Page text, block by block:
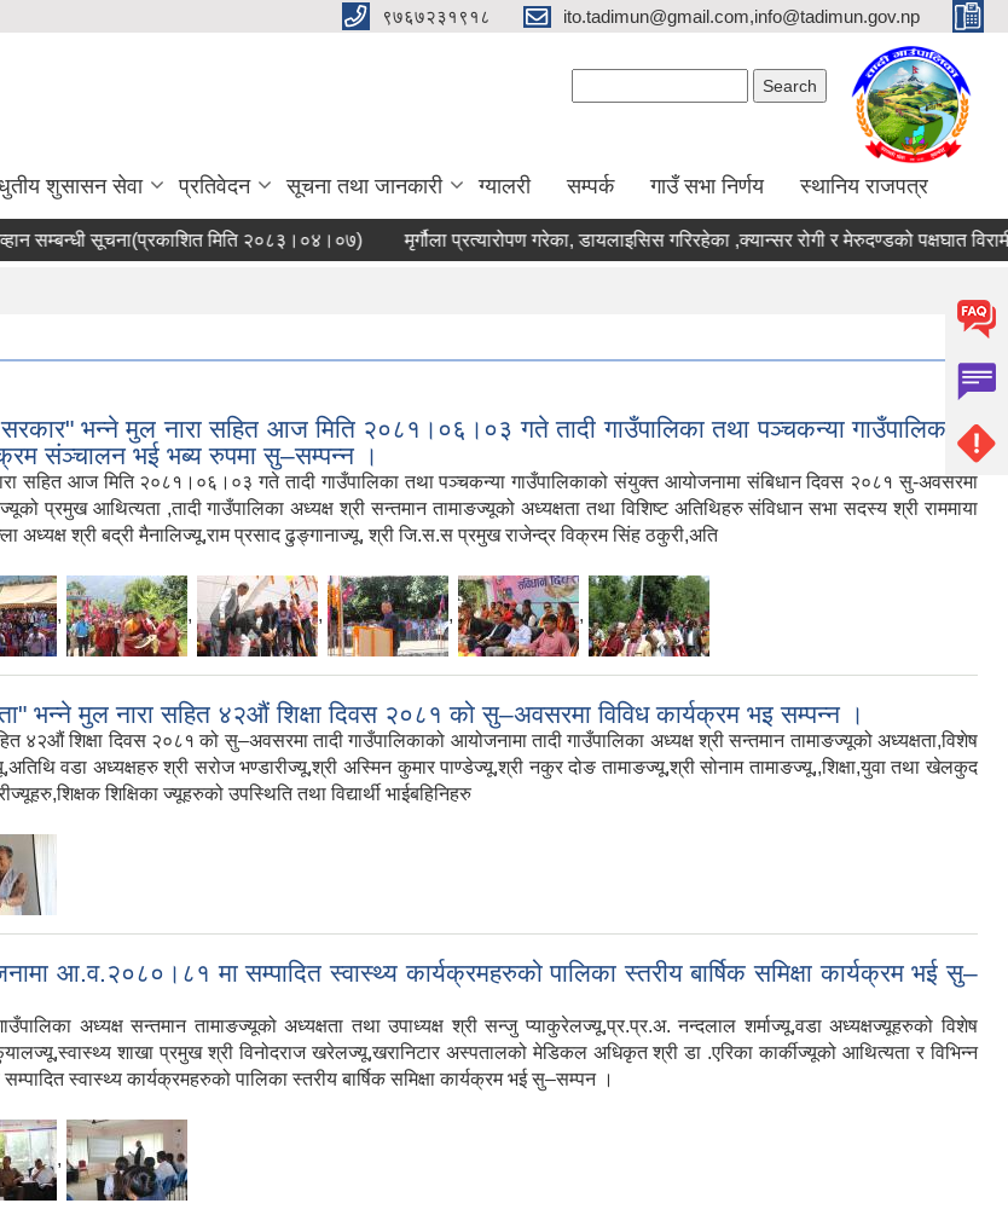
९७६७२३१९१८ ito.tadimun@gmail.com,info@tadimun.gov.np
शुसासन सेवा प्रतिवेदन सूचना तथा जानकारी ग्यालरी सम्पर्क गाउँ सभा निर्णय स्थानिय राजपत्र
सूचना(प्रकाशित मिति २०८३।०४।०७) मृर्गौला प्रत्यारोपण गरेका, डायलाइसिस गरिरहेका ,क्यान्सर रोगी र मेरुदण्डको पक्षघात
भन्ने मुल नारा सहित आज मिति २०८१।०६।०३ गते तादी गाउँपालिका तथा पञ्चकन्या गाउँपालिकाको
संञ्चालन भई भब्य रुपमा सु–सम्पन्न ।
सहित आज मिति २०८१।०६।०३ गते तादी गाउँपालिका तथा पञ्चकन्या गाउँपालिकाको संयुक्त आयोजनामा संबिधान दिवस २०८१ सु-अवसरमा
प्रमुख आथित्यता ,तादी गाउँपालिका अध्यक्ष श्री सन्तमान तामाङज्यूको अध्यक्षता तथा विशिष्ट अतिथिहरु संविधान सभा सदस्य श्री राममाया
अध्यक्ष श्री बद्री मैनालिज्यू,राम प्रसाद ढुङ्गानाज्यू, श्री जि.स.स प्रमुख राजेन्द्र विक्रम सिंह ठकुरी,अति
, , , , ,
भन्ने मुल नारा सहित ४२औं शिक्षा दिवस २०८१ को सु–अवसरमा विविध कार्यक्रम भइ सम्पन्न ।
४२औं शिक्षा दिवस २०८१ को सु–अवसरमा तादी गाउँपालिकाको आयोजनामा तादी गाउँपालिका अध्यक्ष श्री सन्तमान तामाङज्यूको अध्यक्षता,विशेष
वडा अध्यक्षहरु श्री सरोज भण्डारीज्यू,श्री अस्मिन कुमार पाण्डेज्यू,श्री नकुर दोङ तामाङज्यू,श्री सोनाम तामाङज्यू,,शिक्षा,युवा तथा खेलकुद
शिक्षिका ज्यूहरुको उपस्थिति तथा विद्यार्थी भाईबहिनिहरु
आ.व.२०८०।८१ मा सम्पादित स्वास्थ्य कार्यक्रमहरुको पालिका स्तरीय बार्षिक समिक्षा कार्यक्रम भई सु–
अध्यक्ष सन्तमान तामाङज्यूको अध्यक्षता तथा उपाध्यक्ष श्री सन्जु प्याकुरेलज्यू,प्र.प्र.अ. नन्दलाल शर्माज्यू,वडा अध्यक्षज्यूहरुको विशेष
शाखा प्रमुख श्री विनोदराज खरेलज्यू,खरानिटार अस्पतालको मेडिकल अधिकृत श्री डा .एरिका कार्कीज्यूको आथित्यता र विभिन्न
स्वास्थ्य कार्यक्रमहरुको पालिका स्तरीय बार्षिक समिक्षा कार्यक्रम भई सु–सम्पन ।
,